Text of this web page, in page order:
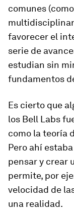
comunes
favorecer el
serie de
estudian sin
fundamentos
Es cierto que
los Bell Labs
como la teoría
Pero ahí
pensar y crear
permite, por
velocidad de
una realidad.